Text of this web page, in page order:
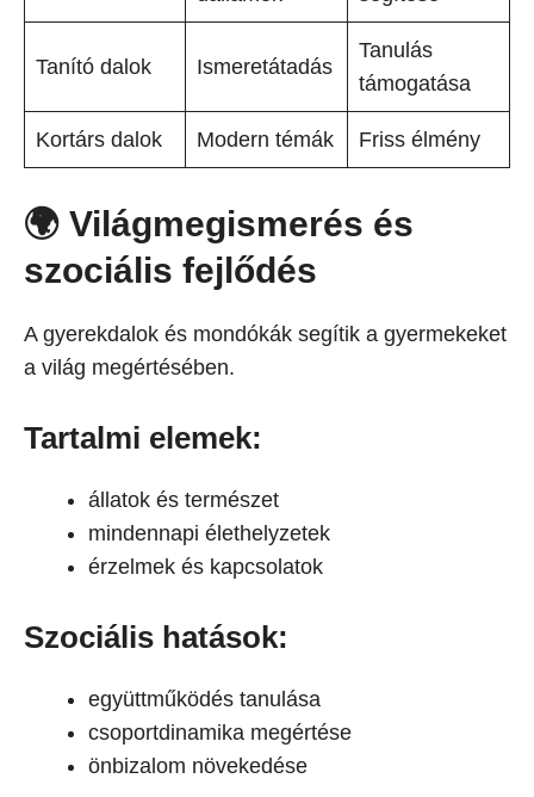
Tanító dalok Ismeretátadás
Tanulás
támogatása
Kortárs dalok Modern témák Friss élmény
🌍 Világmegismerés és
szociális fejlődés
A gyerekdalok és mondókák segítik a gyermekeket
a világ megértésében.
Tartalmi elemek:
állatok és természet
mindennapi élethelyzetek
érzelmek és kapcsolatok
Szociális hatások:
együttműködés tanulása
csoportdinamika megértése
önbizalom növekedése